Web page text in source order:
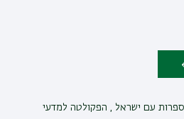
עם ישראל , הפקולטה למדעי